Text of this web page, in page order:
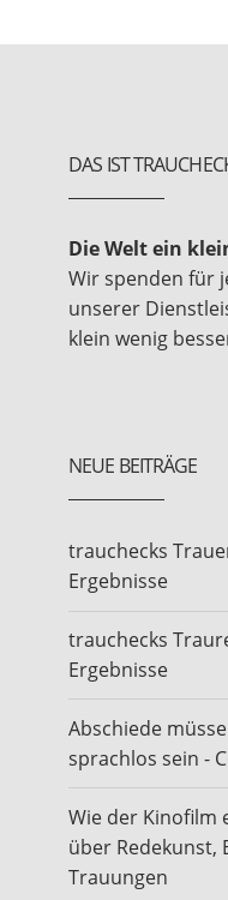
DAS IST
Die Welt ein
Wir spenden für
unserer
klein wenig
NEUE BEITRÄGE
trauchecks
Ergebnisse
trauchecks
Ergebnisse
Abschiede
sprachlos sein -
Wie der Kinofilm
über Redekunst,
Trauungen